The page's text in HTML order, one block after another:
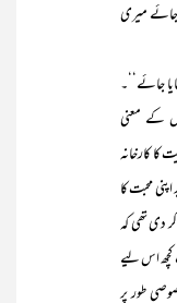
جائے میری
جائے‘‘۔
کے معنی
کارخانہ
محبت کا
دی تھی کہ
کچھ اس لیے
طور پر